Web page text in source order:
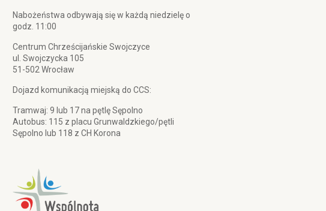
Nabożeństwa odbywają się w każdą niedzielę o
godz. 11:00
Centrum Chrześcijańskie Swojczyce
ul. Swojczycka 105
51-502 Wrocław
Dojazd komunikacją miejską do CCS:
Tramwaj: 9 lub 17 na pętlę Sępolno
Autobus: 115 z placu Grunwaldzkiego/pętli
Sępolno lub 118 z CH Korona